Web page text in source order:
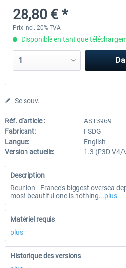
18,14 € *
28,80 € *
Prix incl. 20% TVA
Disponible en tant que
Se souv.
Réf. d'article :
AS13969
Fabricant:
FSDG
Langue:
English
Version actuelle:
1.3 (P3D V4/
Description
Reunion - France's biggest oversea
most beautiful one is nothing...plus
Matériel requis
plus
Historique des versions